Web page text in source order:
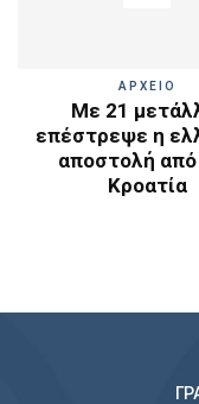
ΑΡΧΕΙΟ
Με 21
επέστρεψε η
αποστολή
Κροατία